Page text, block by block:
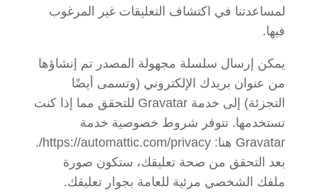
لمساعدتنا في اكتشاف التعليقات غير المرغوب
فيها.
يمكن إرسال سلسلة مجهولة المصدر تم إنشاؤها
من عنوان بريدك الإلكتروني (وتسمى أيضًا
التجزئة) إلى خدمة Gravatar للتحقق مما إذا كنت
تستخدمها. تتوفر شروط خصوصية خدمة
Gravatar هنا: https://automattic.com/privacy/.
بعد التحقق من صحة تعليقك، ستكون صورة
ملفك الشخصي مرئية للعامة بجوار تعليقك.